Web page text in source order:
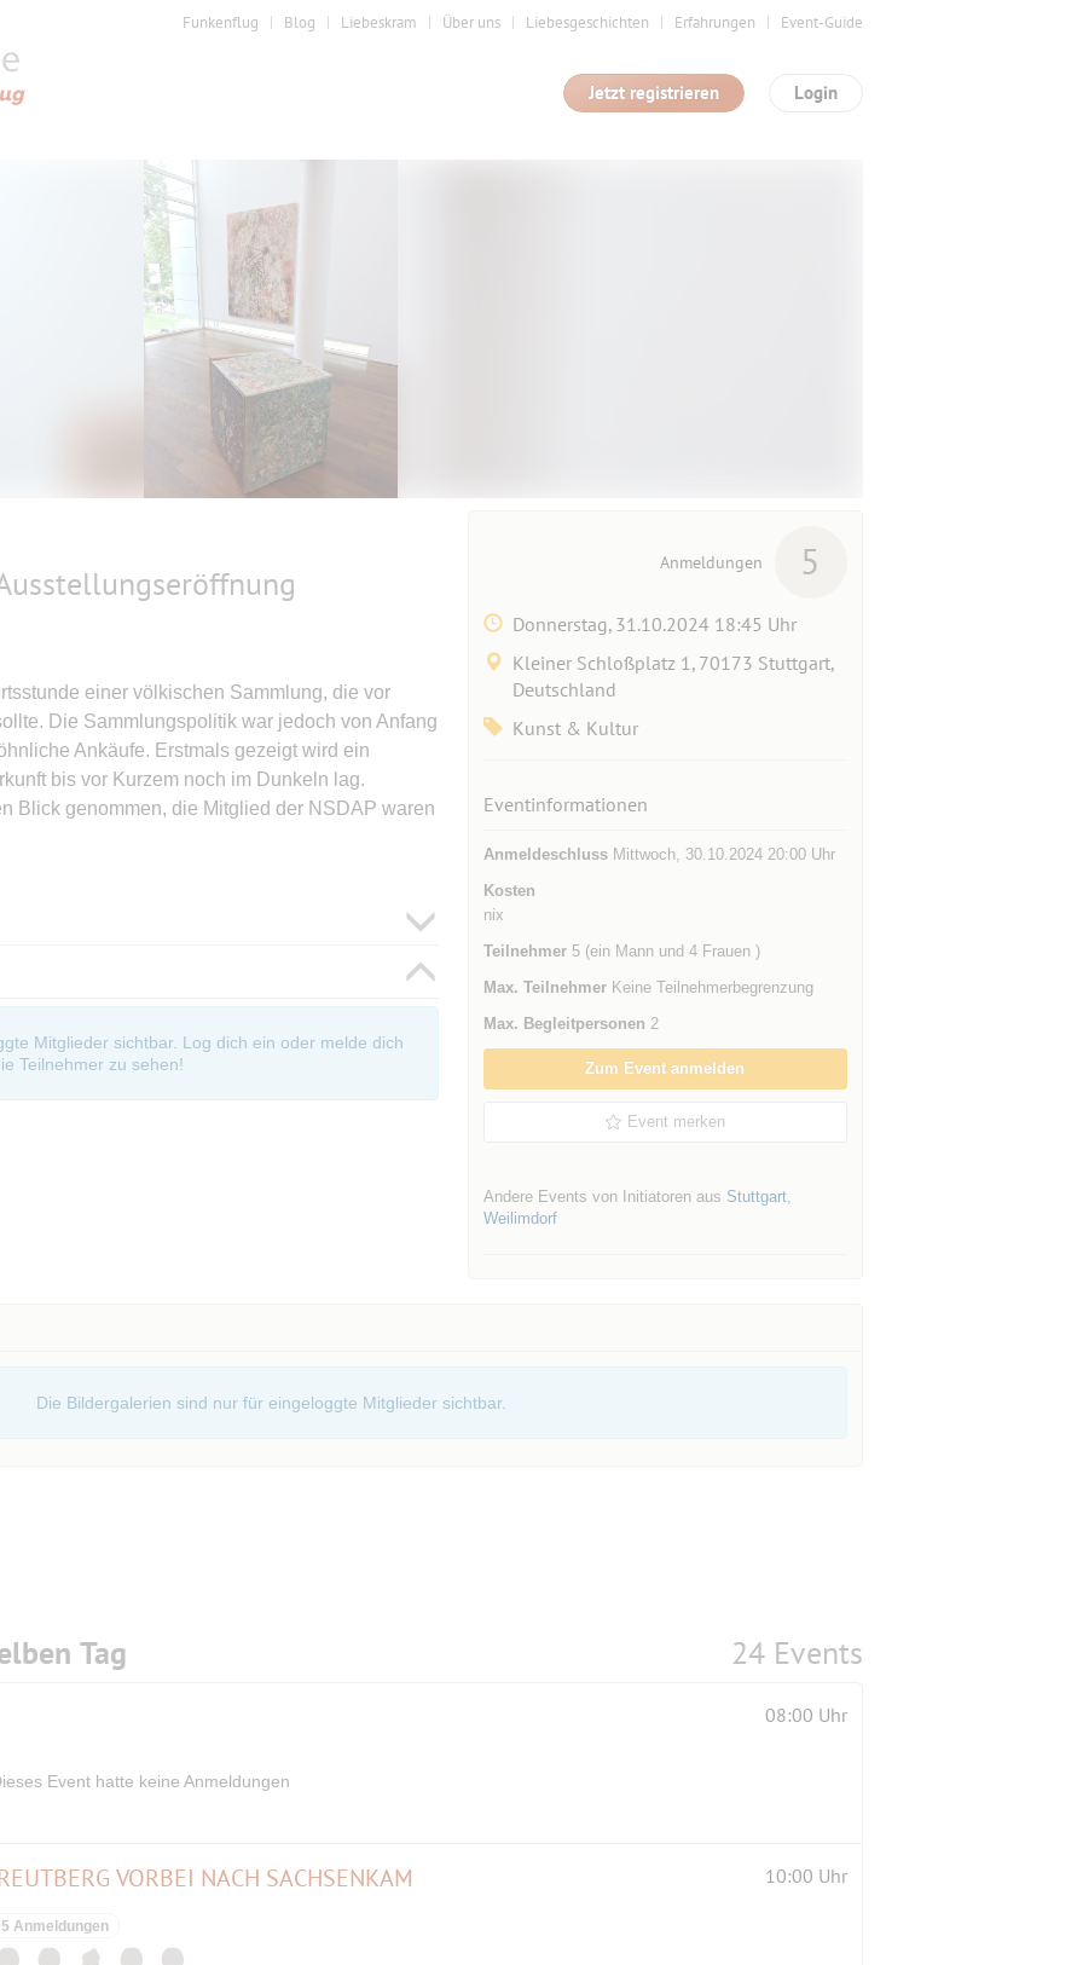
Funkenflug Blog Liebeskram Über uns Liebesgeschichten Erfahrungen Event-Guide
Login
Jetzt registrieren
einer völkischen Sammlung, die vor
Die Sammlungspolitik war jedoch von Anfang
Ankäufe. Erstmals gezeigt wird ein
bis vor Kurzem noch im Dunkeln lag.
Blick genommen, die Mitglied der NSDAP waren
Mitglieder sichtbar. Log dich ein oder melde dich
Teilnehmer zu sehen!
Anmeldungen 5
Donnerstag, 31.10.2024 18:45 Uhr
Kleiner Schloßplatz 1, 70173 Stuttgart,
Deutschland
Kunst & Kultur
Eventinformationen
AnmeldeschlussMittwoch, 30.10.2024 20:00 Uhr
Kosten
nix
Teilnehmer5 (ein Mann und 4 Frauen )
Max. TeilnehmerKeine Teilnehmerbegrenzung
Max. Begleitpersonen 2
Zum Event anmelden
Event merken
Andere Events von Initiatoren aus Stuttgart,
Weilimdorf
Die Bildergalerien sind nur für eingeloggte Mitglieder sichtbar.
Tag 24 Events
08:00 Uhr
Event hatte keine Anmeldungen
VORBEI NACH SACHSENKAM 10:00 Uhr
5 Anmeldungen